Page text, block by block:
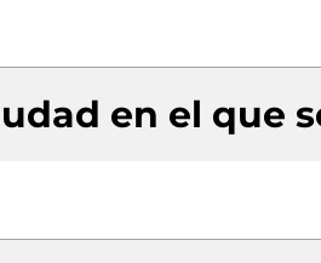
en el que